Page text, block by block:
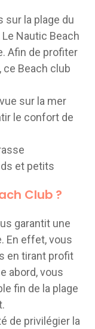
sur la plage du
Nautic Beach
Afin de profiter
ce Beach club
sur la mer
le confort de
et petits
Club ?
garantit une
En effet, vous
en tirant profit
abord, vous
fin de la plage
de privilégier la